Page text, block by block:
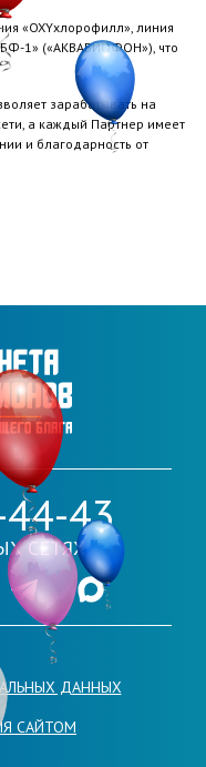
«OXYхлорофилл», линия
1» («АКВАБИОФОН»), что
зарабатывать на
а каждый Партнер имеет
и благодарность от
43
СЕТЯХ
в Youtube
нашу группу в
Ссылка на наш канал в
Ссылка на наш
ДАННЫХ
САЙТОМ